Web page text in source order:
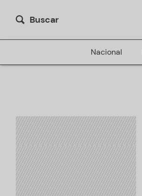
Buscar
Nacional